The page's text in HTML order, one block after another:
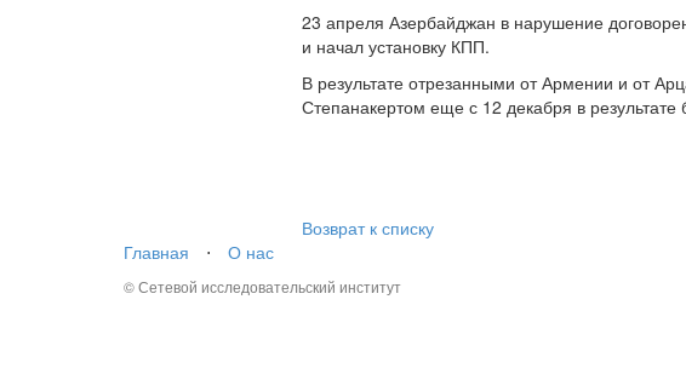
23 апреля Азербайджан в нарушение
и начал установку КПП.
В результате отрезанными от Армении и от
Степанакертом еще с 12 декабря в
Возврат к списку
Главная
⋅ О нас
© Сетевой исследовательский институт